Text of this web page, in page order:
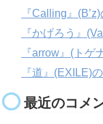
『Calling』
『かげろう』
『arrow』(トゲ
『道』(EXILE)
最近のコメ